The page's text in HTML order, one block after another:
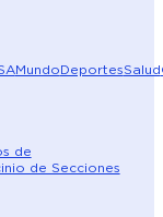
MundoDeportesSalud
de
de Secciones